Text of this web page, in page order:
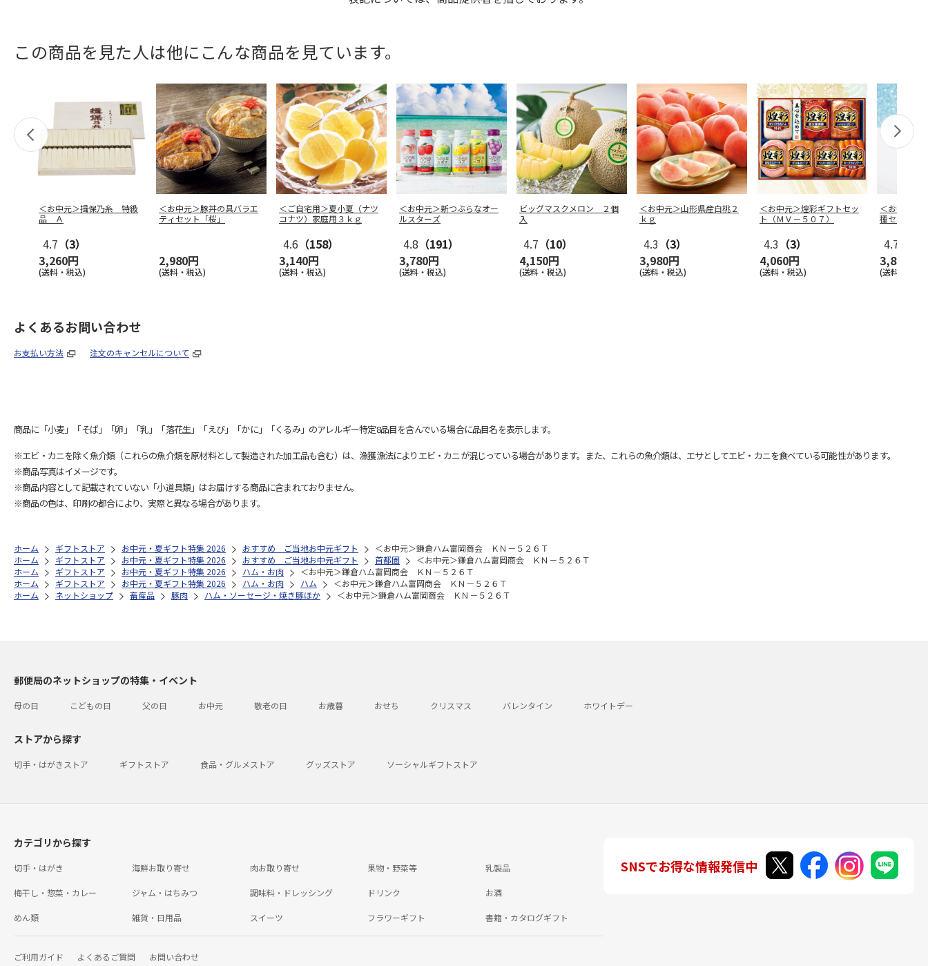
この商品を見た人は他にこんな商品を見ています。
＜お中元＞揖保乃糸 特級
品 Ａ
4.7 （3）
3,260円
(送料・税込)
＜お中元＞豚丼の具バラエ
ティセット「桜」
2,980円
(送料・税込)
＜ご自宅用＞夏小夏（ナツ
コナツ）家庭用３ｋｇ
4.6 （158）
3,140円
(送料・税込)
＜お中元＞新つぶらなオー
ルスターズ
4.8 （191）
3,780円
(送料・税込)
ビッグマスクメロン ２個
入
4.7 （10）
4,150円
(送料・税込)
＜お中元＞山形県産白桃２
ｋｇ
4.3 （3）
3,980円
(送料・税込)
＜お中元＞煌彩ギフトセッ
ト（ＭＶ－５０７）
4.3 （3）
4,060円
(送料・税込)
＜お中元＞
種セット
4.7
3,870円
(送料・税込)
よくあるお問い合わせ
お支払い方法 注文のキャンセルについて
商品に「小麦」「そば」「卵」「乳」「落花生」「えび」「かに」「くるみ」のアレルギー特定8品目を含んでいる場合に品目名を表示します。
※エビ・カニを除く魚介類（これらの魚介類を原材料として製造された加工品も含む）は、漁獲漁法によりエビ・カニが混じっている場合があります。また、これらの魚介類は、エサとしてエビ・カニを食べている可能性があります。
※商品写真はイメージです。
※商品内容として記載されていない「小道具類」はお届けする商品に含まれておりません。
※商品の色は、印刷の都合により、実際と異なる場合があります。
ホーム ギフトストア お中元・夏ギフト特集 2026 おすすめ ご当地お中元ギフト
＜お中元＞鎌倉ハム富岡商会 ＫＮ－５２６Ｔ
ホーム
ギフトストア お中元・夏ギフト特集 2026 おすすめ ご当地お中元ギフト 首都圏
＜お中元＞鎌倉ハム富岡商会 ＫＮ－５２６Ｔ
ホーム
ギフトストア お中元・夏ギフト特集 2026 ハム・お肉
＜お中元＞鎌倉ハム富岡商会 ＫＮ－５２６Ｔ
ホーム
ギフトストア お中元・夏ギフト特集 2026 ハム・お肉 ハム
＜お中元＞鎌倉ハム富岡商会 ＫＮ－５２６Ｔ
ホーム
ネットショップ 畜産品 豚肉 ハム・ソーセージ・焼き豚ほか ＜お中元＞鎌倉ハム富岡商会 ＫＮ－５２６Ｔ
郵便局のネットショップの特集・イベント
母の日 こどもの日 父の日 お中元 敬老の日 お歳暮 おせち クリスマス バレンタイン ホワイトデー
ストアから探す
切手・はがきストア ギフトストア 食品・グルメストア グッズストア ソーシャルギフトストア
カテゴリから探す
切手・はがき 海鮮お取り寄せ 肉お取り寄せ 果物・野菜等 乳製品
梅干し・惣菜・カレー ジャム・はちみつ 調味料・ドレッシング ドリンク お酒
めん類 雑貨・日用品 スイーツ フラワーギフト 書籍・カタログギフト
ご利用ガイド よくあるご質問 お問い合わせ
SNSでお得な情報発信中